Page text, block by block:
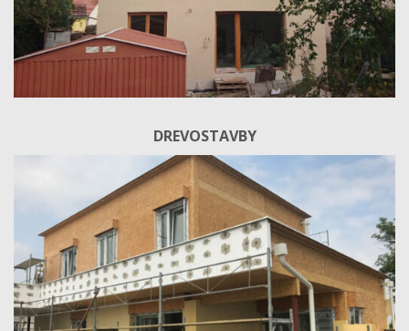
DREVOSTAVBY